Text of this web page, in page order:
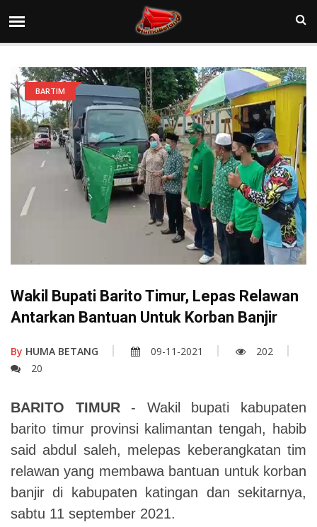
BARTIM
Wakil Bupati Barito Timur, Lepas Relawan
Antarkan Bantuan Untuk Korban Banjir
By HUMA BETANG 09-11-2021
202
20
BARITO TIMUR- Wakil bupati kabupaten
barito timur provinsi kalimantan tengah, habib
said abdul saleh, melepas keberangkatan tim
relawan yang membawa bantuan untuk korban
banjir di kabupaten katingan dan sekitarnya,
sabtu 11 september 2021.